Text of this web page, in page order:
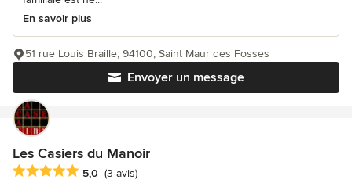
En savoir plus
Envoyer un message
51 rue Louis Braille, 94100, Saint Maur des Fosses
Les Casiers du Manoir
Note moyenne : 5 étoiles sur 5
5,0 (3 avis)